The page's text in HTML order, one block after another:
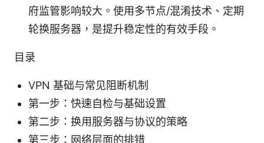
府监管影响较大。使用多节点/混淆技术、定期
轮换服务器，是提升稳定性的有效手段。
目录
VPN 基础与常见阻断机制
第一步：快速自检与基础设置
第二步：换用服务器与协议的策略
第三步：网络层面的排错